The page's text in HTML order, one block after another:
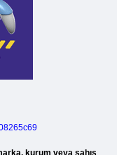
kurum veya şahıs